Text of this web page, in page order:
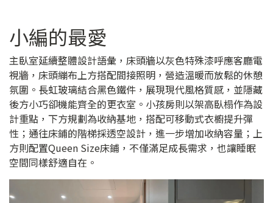
小編的最愛
主臥室延續整體設計語彙，床頭牆以灰色特殊漆呼應客廳電
視牆，床頭繃布上方搭配間接照明，營造溫暖而放鬆的休憩
氛圍。長虹玻璃結合黑色鐵件，展現現代風格質感，並隱藏
後方小巧卻機能齊全的更衣室。小孩房則以架高臥榻作為設
計重點，下方規劃為收納基地，搭配可移動式衣櫥提升彈
性；通往床鋪的階梯採透空設計，進一步增加收納容量；上
方則配置Queen Size床鋪，不僅滿足成長需求，也讓睡眠
空間同樣舒適自在。